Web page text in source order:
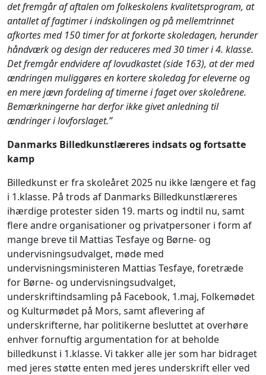
det fremgår af aftalen om folkeskolens kvalitetsprogram, at
antallet af fagtimer i indskolingen og på mellemtrinnet
afkortes med 150 timer for at forkorte skoledagen, herunder
håndværk og design der reduceres med 30 timer i 4. klasse.
Det fremgår endvidere af lovudkastet (side 163), at der med
ændringen muliggøres en kortere skoledag for eleverne og
en mere jævn fordeling af timerne i faget over skoleårene.
Bemærkningerne har derfor ikke givet anledning til
ændringer i lovforslaget.”
Danmarks Billedkunstlæreres indsats og fortsatte
kamp
Billedkunst er fra skoleåret 2025 nu ikke længere et fag
i 1.klasse. På trods af Danmarks Billedkunstlæreres
ihærdige protester siden 19. marts og indtil nu, samt
flere andre organisationer og privatpersoner i form af
mange breve til Mattias Tesfaye og Børne- og
undervisningsudvalget, møde med
undervisningsministeren Mattias Tesfaye, foretræde
for Børne- og undervisningsudvalget,
underskriftindsamling på Facebook, 1.maj, Folkemødet
og Kulturmødet på Mors, samt aflevering af
underskrifterne, har politikerne besluttet at overhøre
enhver fornuftig argumentation for at beholde
billedkunst i 1.klasse. Vi takker alle jer som har bidraget
med jeres støtte enten med jeres underskrift eller ved